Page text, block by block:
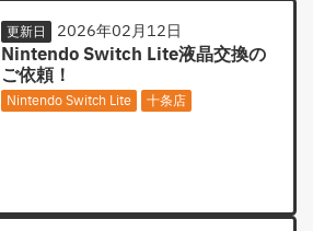
更新日 2026年02月12日
Nintendo Switch Lite液晶交換の
ご依頼！
Nintendo Switch Lite 十条店